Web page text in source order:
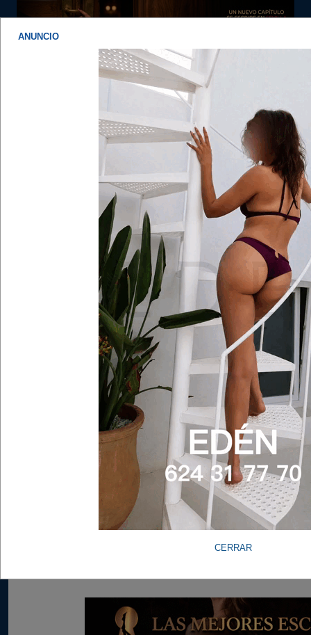
Enlaces rápidos
Sevilla Lumis, putas de sevilla Foro de putas en Sevilla
ANUNCIO
CERRAR